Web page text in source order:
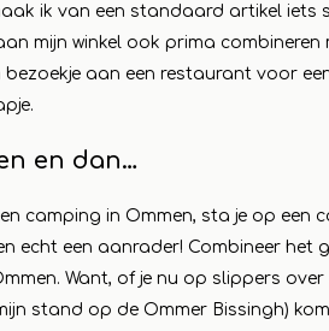
ik van een standaard artikel iets
mijn winkel ook prima
aan een restaurant voor
en dan…
camping in Ommen, sta je op een
echt een aanrader! Combineer het
Want, of je nu op slippers
stand op de Ommer Bissingh)